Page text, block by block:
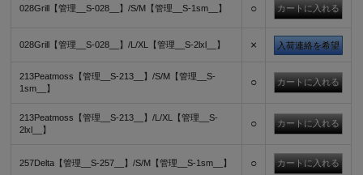
028Grill【管理__S-028__】/S/M【管理__S-1sm__】 ○
028Grill【管理__S-028__】/L/XL【管理__S-2lxl__】 × 入荷連絡を希望
213Peatmoss【管理__S-213__】/S/M【管理__S-
1sm__】
○
213Peatmoss【管理__S-213__】/L/XL【管理__S-
2lxl__】
○
257Delta【管理__S-257__】/S/M【管理__S-1sm__】 ○